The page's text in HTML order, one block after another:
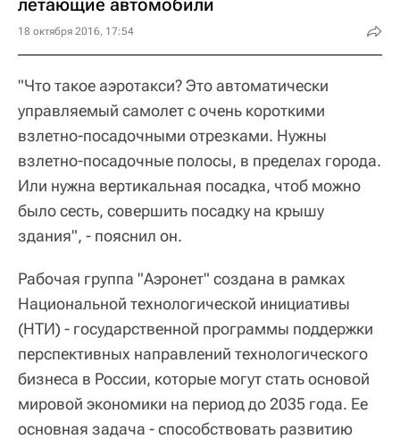
18 октября 2016, 17:54
"Что такое аэротакси? Это автоматически
управляемый самолет с очень короткими
взлетно-посадочными отрезками. Нужны
взлетно-посадочные полосы, в пределах города.
Или нужна вертикальная посадка, чтоб можно
было сесть, совершить посадку на крышу
здания", - пояснил он.
Рабочая группа "Аэронет" создана в рамках
Национальной технологической инициативы
(НТИ) - государственной программы поддержки
перспективных направлений технологического
бизнеса в России, которые могут стать основой
мировой экономики на период до 2035 года. Ее
основная задача - способствовать развитию